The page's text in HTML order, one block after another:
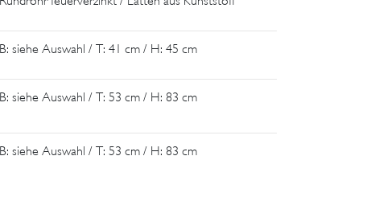
B: siehe Auswahl / T: 41 cm / H: 45 cm
B: siehe Auswahl / T: 53 cm / H: 83 cm
B: siehe Auswahl / T: 53 cm / H: 83 cm